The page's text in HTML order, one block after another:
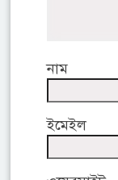
নাম
ইমেইল